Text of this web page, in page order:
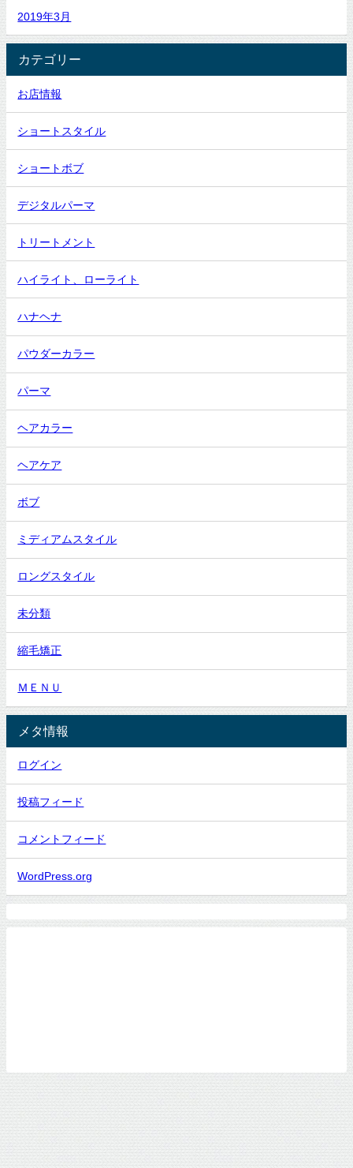
2019年3月
カテゴリー
お店情報
ショートスタイル
ショートボブ
デジタルパーマ
トリートメント
ハイライト、ローライト
ハナヘナ
パウダーカラー
パーマ
ヘアカラー
ヘアケア
ボブ
ミディアムスタイル
ロングスタイル
未分類
縮毛矯正
ＭＥＮＵ
メタ情報
ログイン
投稿フィード
コメントフィード
WordPress.org